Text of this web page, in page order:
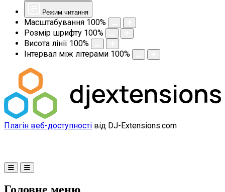
Режим читання
Масштабування 100%
Розмір шрифту 100%
Висота лінії 100%
Інтервал між літерами 100%
Плагін веб-доступності від DJ-Extensions.com